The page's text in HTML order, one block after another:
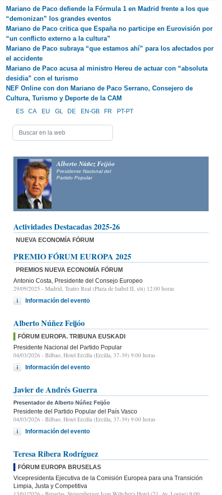
Mariano de Paco defiende la Fórmula 1 en Madrid frente a los que
“demonizan” los grandes eventos
Mariano de Paco critica que España no participe en Eurovisión por
“un conflicto externo a la cultura”
Mariano de Paco subraya “que estamos ahí” para los afectados por
el accidente
Mariano de Paco acusa al ministro Hereu de actuar con “absoluta
desidia” con el turismo
NEF Online con don Mariano de Paco Serrano, Consejero de
Cultura, Turismo y Deporte de la CAM
ES CA EU GL DE EN-GB FR PT-PT
Alberto Núñez Feijóo
Presidente Nacional del
Partido Popular
Actividades Destacadas 2025-26
NUEVA ECONOMÍA FÓRUM
PREMIO FÓRUM EUROPA 2025
PREMIOS NUEVA ECONOMÍA FÓRUM
Antonio Costa, Presidente del Consejo Europeo
29/09/2025 - Madrid, Teatro Real (Plaza de Isabel II, s/n) 12:00 horas
Información del evento
Alberto Núñez Feijóo
FÓRUM EUROPA. TRIBUNA EUSKADI
Presidente Nacional del Partido Popular
04/03/2026 - Bilbao, Hotel Ercilla (Ercilla, 37-39) 9:00 horas
Información del evento
Javier de Andrés Guerra
Presentador de Alberto Núñez Feijóo
Presidente del Partido Popular del País Vasco
04/03/2026 - Bilbao, Hotel Ercilla (Ercilla, 37-39) 9:00 horas
Información del evento
Teresa Ribera Rodríguez
FÓRUM EUROPA BRUSELAS
Vicepresidenta Ejecutiva de la Comisión Europea para una Transición
Limpia, Justa y Competitiva